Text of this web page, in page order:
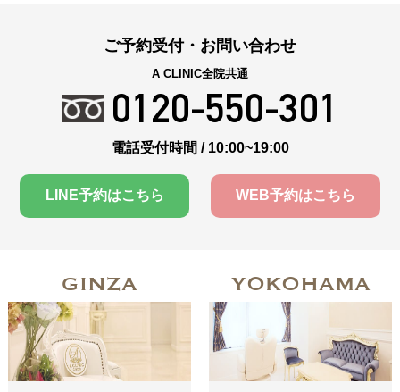
ご予約受付・お問い合わせ
A CLINIC全院共通
0120-550-301
電話受付時間 / 10:00~19:00
LINE予約はこちら WEB予約はこちら
GINZA YOKOHAMA